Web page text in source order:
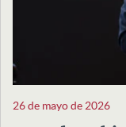
26 de mayo de 2026